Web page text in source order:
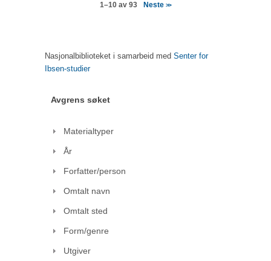
1–10 av 93 Neste>>
Nasjonalbiblioteket i samarbeid med Senter for
Ibsen-studier
Avgrens søket
Materialtyper
År
Forfatter/person
Omtalt navn
Omtalt sted
Form/genre
Utgiver